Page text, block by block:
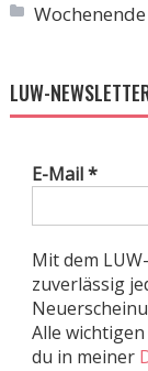
LUW-
E-Mail*
Mit dem
zuverlässig
Alle
du in meiner